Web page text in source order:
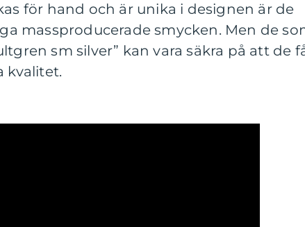
för hand och är unika i designen är de
massproducerade smycken. Men de
sm silver” kan vara säkra på att de
kvalitet.